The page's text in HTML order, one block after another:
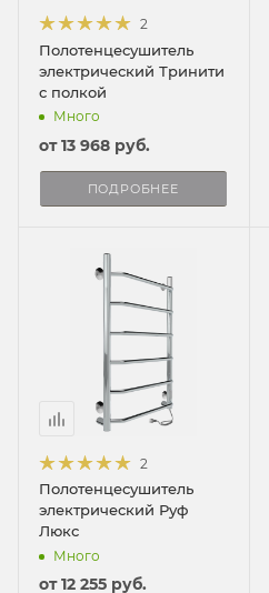
2
Полотенцесушитель
электрический Тринити
с полкой
Много
от13 968 руб.
ПОДРОБНЕЕ
2
Полотенцесушитель
электрический Руф
Люкс
Много
от12 255 руб.